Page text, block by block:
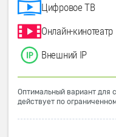
Цифровое ТВ
Онлайн-кинотеатр
Внешний IP
Оптимальный вариант для
действует по